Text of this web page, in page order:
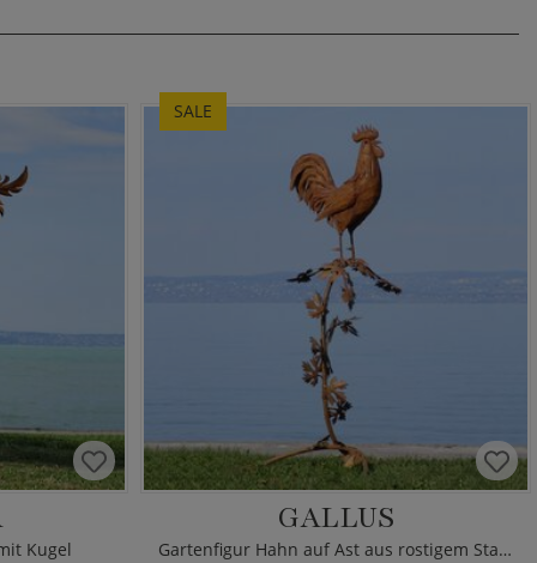
Kugel
SALE
GALLUS
Gartenfigur Hahn auf Ast aus rostigem Stahl